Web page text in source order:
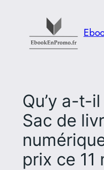
contenu
Qu’y a-t-
Sac de
prix ce 11